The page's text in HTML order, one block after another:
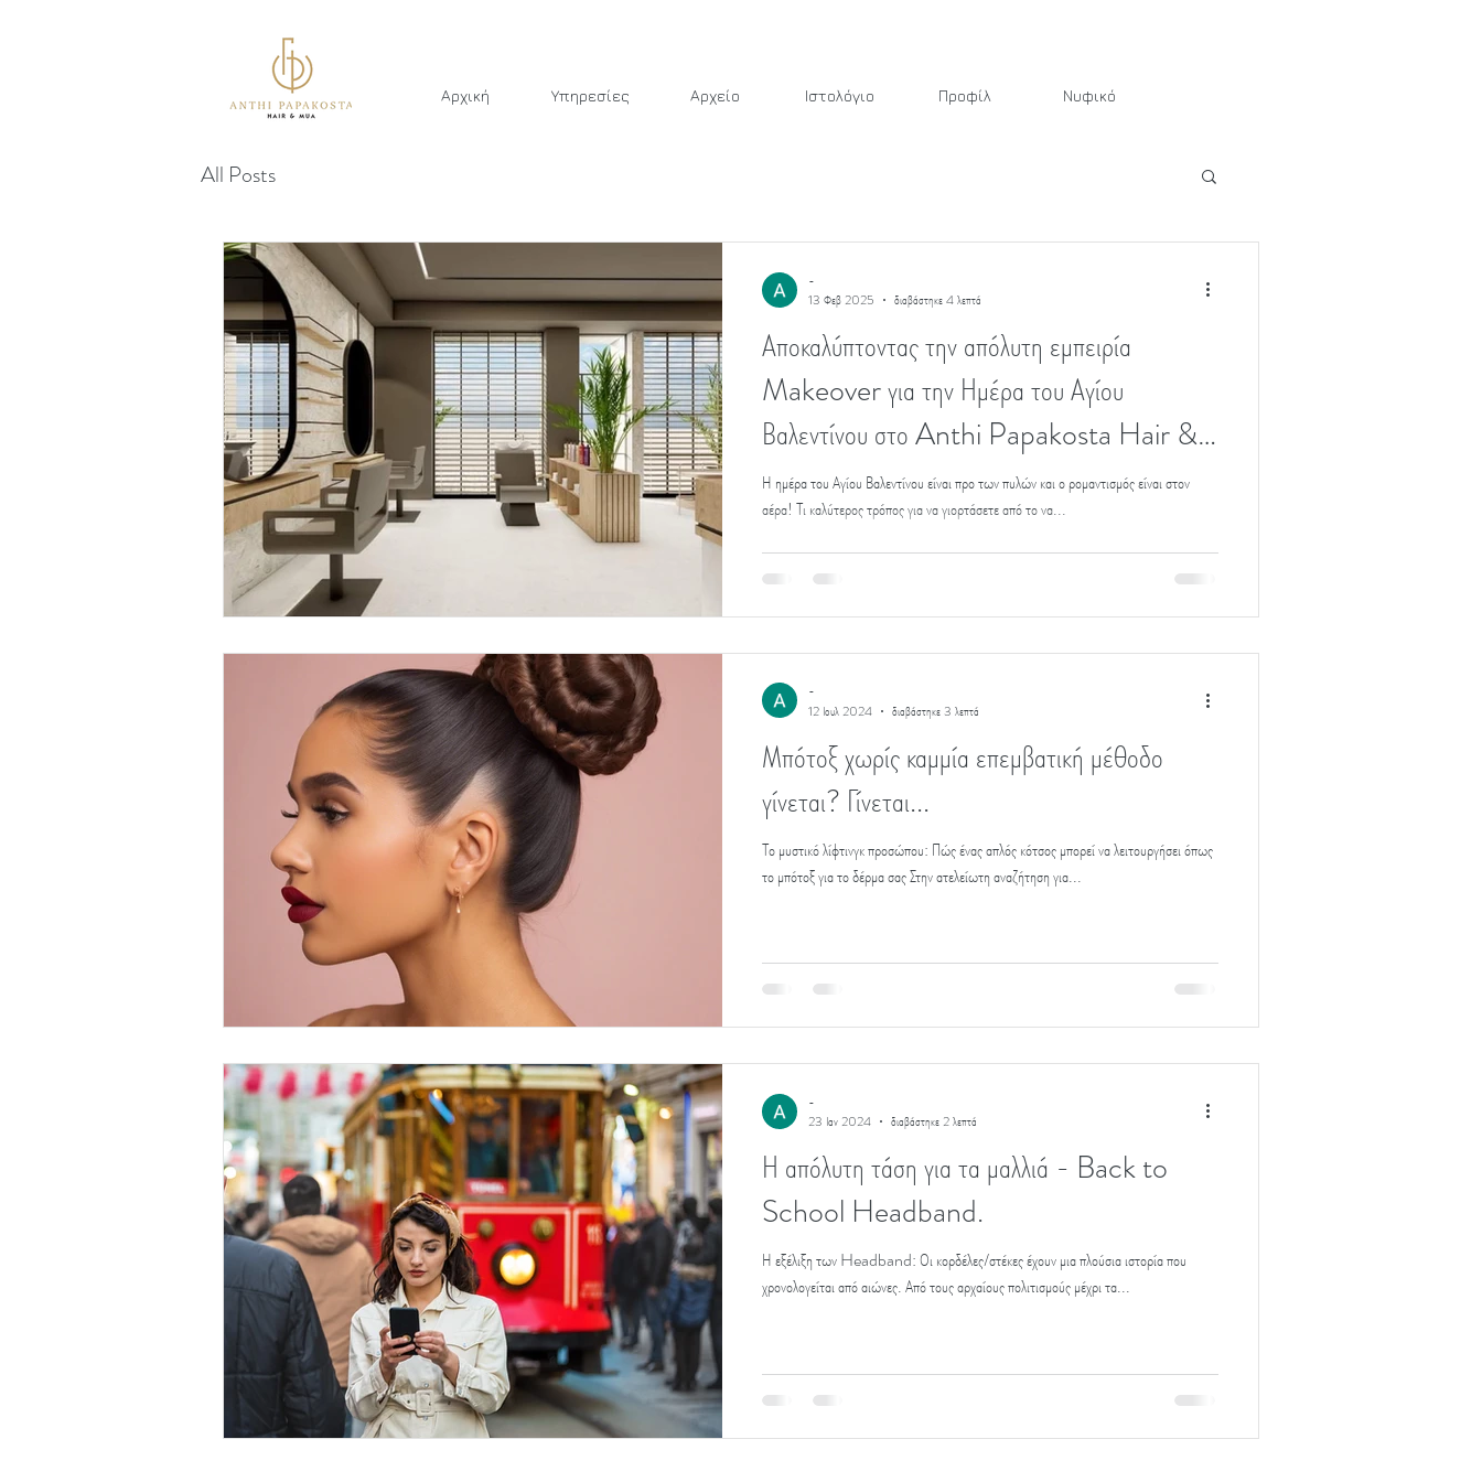
Αρχική Υπηρεσίες Αρχείο Ιστολόγιο Προφίλ Νυφικό
All Posts
Αποκαλύπτοντας την απόλυτη εμπειρία
Makeover για την Ημέρα του Αγίου
Βαλεντίνου στο Anthi Papakosta Hair &
Mua: Love is in the Hair!
Η ημέρα του Αγίου Βαλεντίνου είναι προ των πυλών και ο ρομαντισμός είναι στον
αέρα! Τι καλύτερος τρόπος για να γιορτάσετε από το να...
-
13 Φεβ 2025
διαβάστηκε 4 λεπτά
Μπότοξ χωρίς καμμία επεμβατική μέθοδο
γίνεται? Γίνεται...
Το μυστικό λίφτινγκ προσώπου: Πώς ένας απλός κότσος μπορεί να λειτουργήσει όπως
το μπότοξ για το δέρμα σας Στην ατελείωτη αναζήτηση για...
-
12 Ιουλ 2024
διαβάστηκε 3 λεπτά
Η απόλυτη τάση για τα μαλλιά - Back to
School Headband.
Η εξέλιξη των Headband: Οι κορδέλες/στέκες έχουν μια πλούσια ιστορία που
χρονολογείται από αιώνες. Από τους αρχαίους πολιτισμούς μέχρι τα...
-
23 Ιαν 2024
διαβάστηκε 2 λεπτά